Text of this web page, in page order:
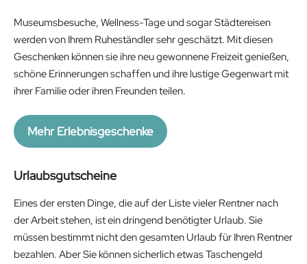
Museumsbesuche, Wellness-Tage und sogar Städtereisen
werden von Ihrem Ruheständler sehr geschätzt. Mit diesen
Geschenken können sie ihre neu gewonnene Freizeit genießen,
schöne Erinnerungen schaffen und ihre lustige Gegenwart mit
ihrer Familie oder ihren Freunden teilen.
Mehr Erlebnisgeschenke
Urlaubsgutscheine
Eines der ersten Dinge, die auf der Liste vieler Rentner nach
der Arbeit stehen, ist ein dringend benötigter Urlaub. Sie
müssen bestimmt nicht den gesamten Urlaub für Ihren Rentner
bezahlen. Aber Sie können sicherlich etwas Taschengeld